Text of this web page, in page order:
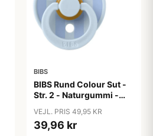
BIBS
BIBS Rund Colour Sut -
Str. 2 - Naturgummi -
Blue/Dusty Blue
VEJL. PRIS 49,95 KR
39,96 kr